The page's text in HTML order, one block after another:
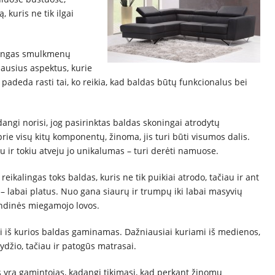
kuris ne tik ilgai
smulkmenų
aspektus, kurie
rasti tai, ko reikia, kad baldas būtų funkcionalus bei
norisi, jog pasirinktas baldas skoningai atrodytų
visų kitų komponentų, žinoma, jis turi būti visumos dalis.
ir tokiu atveju jo unikalumas – turi derėti namuose.
toks baldas, kuris ne tik puikiai atrodo, tačiau ir ant
labai platus. Nuo gana siaurų ir trumpų iki labai masyvių
miegamojo lovos.
kurios baldas gaminamas. Dažniausiai kuriami iš medienos,
tačiau ir patogūs matrasai.
gamintojas, kadangi tikimasi, kad perkant žinomų